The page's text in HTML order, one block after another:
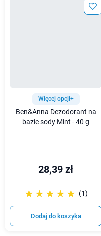
Więcej opcji+
Ben&Anna Dezodorant na
bazie sody Mint - 40 g
28,39 zł
☆☆☆☆☆
★★★★★ (1)
Dodaj do koszyka